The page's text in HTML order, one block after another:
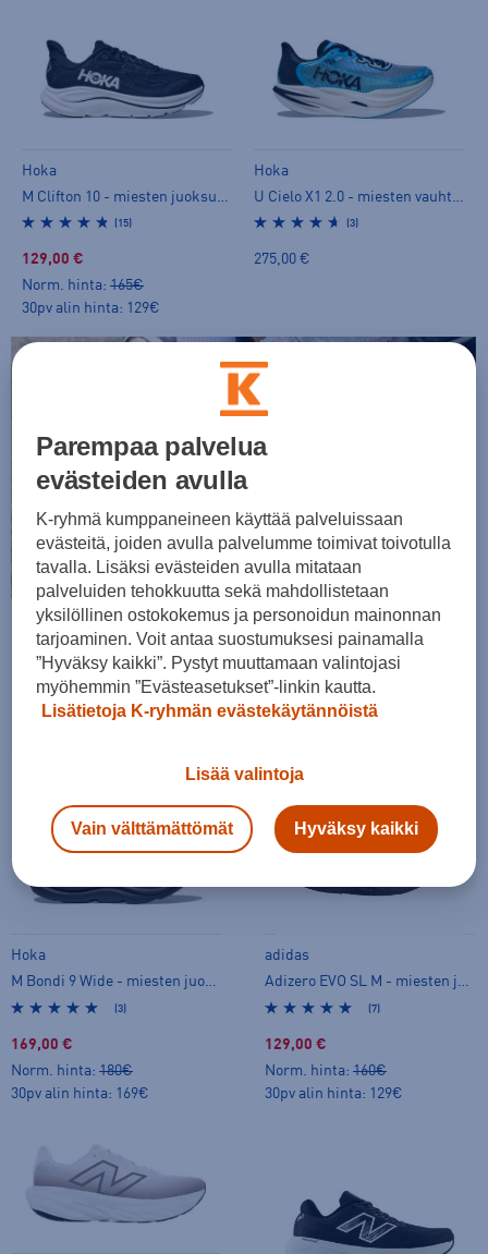
Hoka
(15)
129,00 €
Norm. hinta: 165€
30pv alin hinta: 129€
Hoka
(3)
275,00 €
Intersport Running Specialist - intohimona
juoksu
Tutustu kauppoihin
Hoka
M Bondi 9 Wide - miesten juoksukengät
(3)
169,00 €
Norm. hinta: 180€
30pv alin hinta: 169€
adidas
Adizero EVO SL M - miesten juoksukengät
(7)
129,00 €
Norm. hinta: 160€
30pv alin hinta: 129€
Parempaa palvelua
evästeiden avulla
K-ryhmä kumppaneineen käyttää palveluissaan
evästeitä, joiden avulla palvelumme toimivat toivotulla
tavalla. Lisäksi evästeiden avulla mitataan
palveluiden tehokkuutta sekä mahdollistetaan
yksilöllinen ostokokemus ja personoidun mainonnan
tarjoaminen. Voit antaa suostumuksesi painamalla
”Hyväksy kaikki”. Pystyt muuttamaan valintojasi
myöhemmin ”Evästeasetukset”-linkin kautta.
Lisätietoja K-ryhmän evästekäytännöistä
Lisää valintoja
Vain välttämättömät Hyväksy kaikki